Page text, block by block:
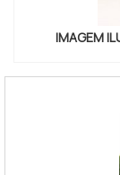
IMAGEM